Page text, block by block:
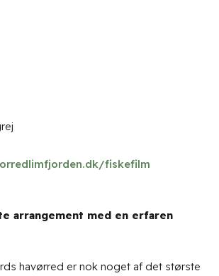
fiskefilm
arrangement med en erfaren
havørred er nok noget af det største